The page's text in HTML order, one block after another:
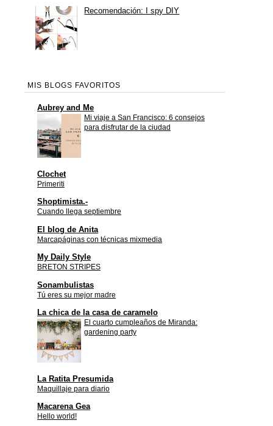
Recomendación: I spy DIY
MIS BLOGS FAVORITOS
Aubrey and Me
Mi viaje a San Francisco: 6 consejos
para disfrutar de la ciudad
Clochet
Primeriti
Shoptimista.-
Cuando llega septiembre
El blog de Anita
Marcapáginas con técnicas mixmedia
My Daily Style
BRETON STRIPES
Sonambulistas
Tú eres su mejor madre
La chica de la casa de caramelo
El cuarto cumpleaños de Miranda:
gardening party
La Ratita Presumida
Maquillaje para diario
Macarena Gea
Hello world!